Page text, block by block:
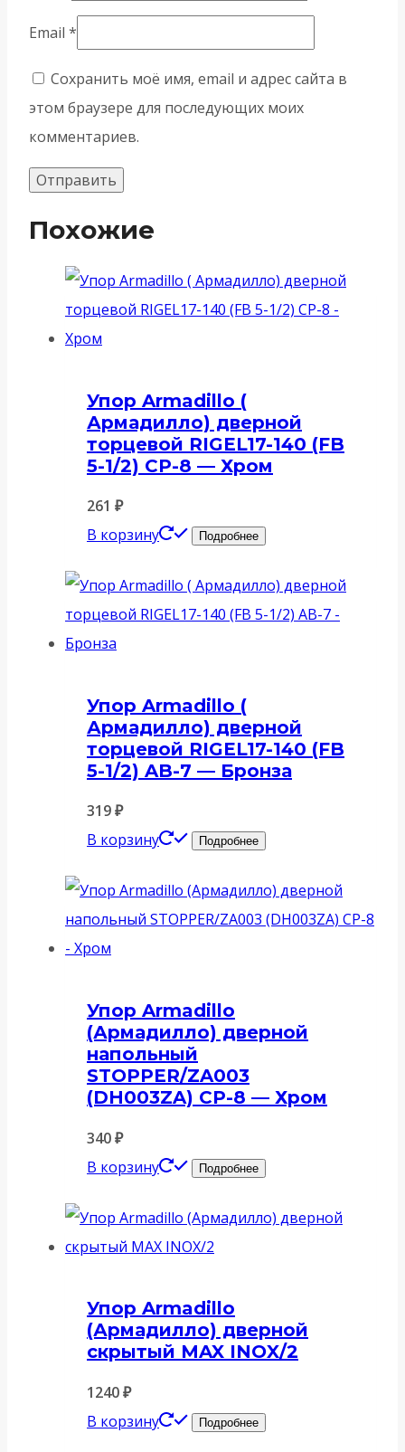
Email *
Сохранить моё имя, email и адрес сайта в
этом браузере для последующих моих
комментариев.
Похожие
Упор Armadillo (
Армадилло) дверной
торцевой RIGEL17-140 (FB
5-1/2) CP-8 — Хром
261 ₽
В корзину
Подробнее
Упор Armadillo (
Армадилло) дверной
торцевой RIGEL17-140 (FB
5-1/2) AB-7 — Бронза
319₽
В корзину
Подробнее
Упор Armadillo
(Армадилло) дверной
напольный
STOPPER/ZA003
(DH003ZA) CP-8 — Хром
340₽
В корзину
Подробнее
Упор Armadillo
(Армадилло) дверной
скрытый MAX INOX/2
1240₽
В корзину
Подробнее